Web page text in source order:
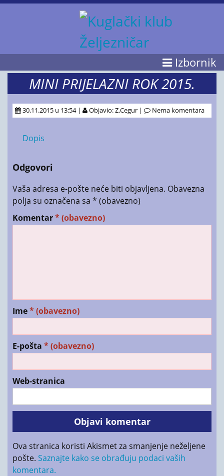
Izbornik
MINI PRIJELAZNI ROK 2015.
30.11.2015 u 13:54 | Objavio: Z.Cegur | Nema komentara
Dopis
Odgovori
Vaša adresa e-pošte neće biti objavljena. Obavezna
polja su označena sa * (obavezno)
Komentar* (obavezno)
Ime* (obavezno)
E-pošta * (obavezno)
Web-stranica
Ova stranica koristi Akismet za smanjenje neželjene
pošte. Saznajte kako se obrađuju podaci vaših
komentara.